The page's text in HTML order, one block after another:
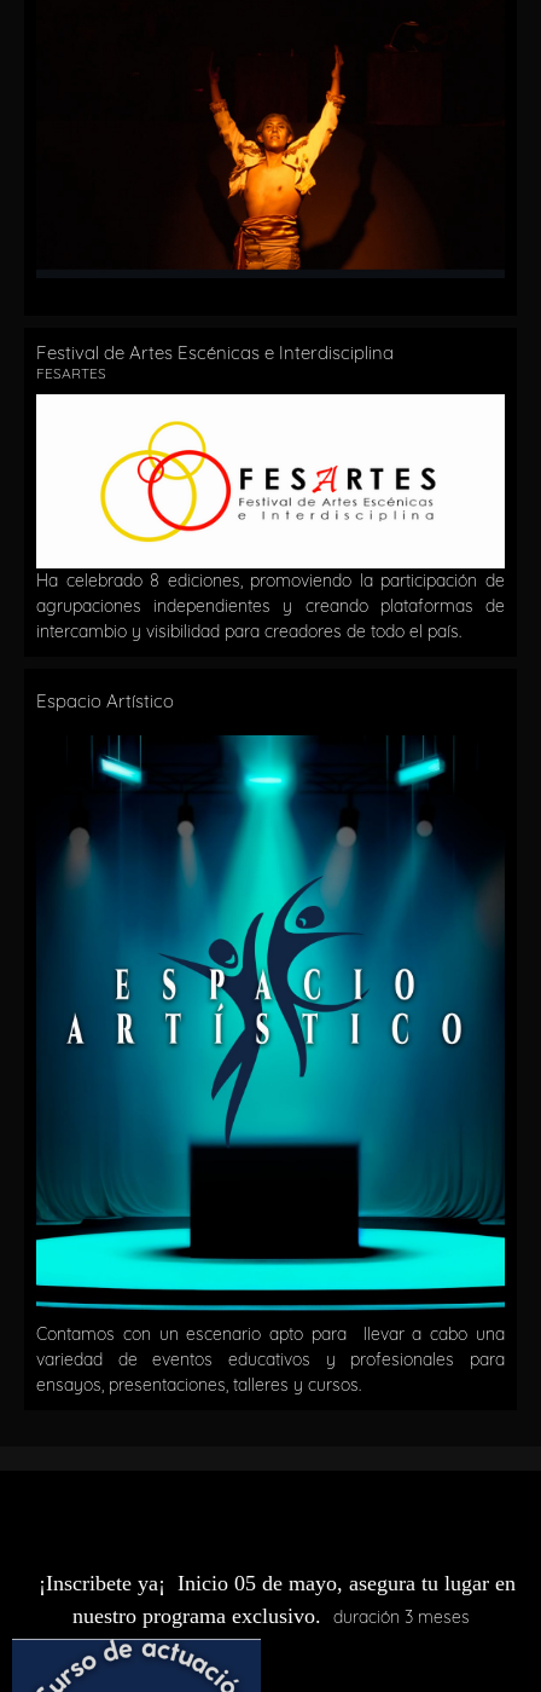
Festival de Artes Escénicas e Interdisciplina
FESARTES
Ha celebrado 8 ediciones, promoviendo la participación de
agrupaciones independientes y creando plataformas de
intercambio y visibilidad para creadores de todo el país.
Espacio Artístico
Contamos con un escenario apto para llevar a cabo una
variedad de eventos educativos y profesionales para
ensayos, presentaciones, talleres y cursos.
¡Inscribete ya¡ Inicio 05 de mayo, asegura tu lugar en
nuestro programa exclusivo.
duración 3 meses